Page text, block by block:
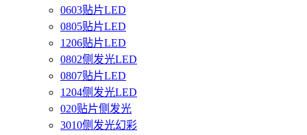
0603贴片LED
0805贴片LED
1206贴片LED
0802侧发光LED
0807贴片LED
1204侧发光LED
020贴片侧发光
3010侧发光幻彩